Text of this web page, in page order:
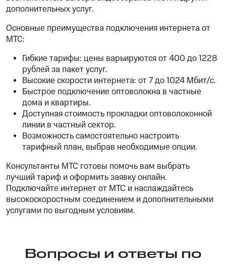
дополнительных услуг.
Основные преимущества подключения интернета от
МТС:
Гибкие тарифы: цены варьируются от 400 до 1228
рублей за пакет услуг.
Высокие скорости интернета: от 7 до 1024 Мбит/с.
Быстрое подключение оптоволокна в частные
дома и квартиры.
Доступная стоимость прокладки оптоволоконной
линии в частный сектор.
Возможность самостоятельно настроить
тарифный план, выбрав необходимые опции.
Консультанты МТС готовы помочь вам выбрать
лучший тариф и оформить заявку онлайн.
Подключайте интернет от МТС и наслаждайтесь
высокоскоростным соединением и дополнительными
услугами по выгодным условиям.
Вопросы и ответы по